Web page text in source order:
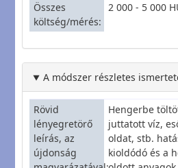
Összes
költség/mérés
2 000 - 5 000
A módszer részletes
Rövid
lényegretörő
leírás, az
újdonság
Hengerbe
juttatott víz,
oldat, stb.
kioldódó és a